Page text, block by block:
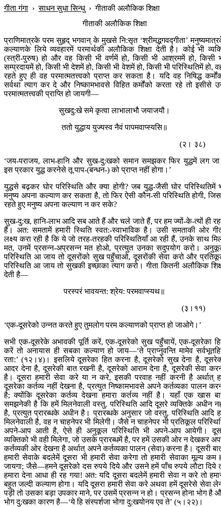
गीता गंगा ›साधन सुधा सिन्धु›गीताकी अलौकिक शिक्षा
गीताकी अलौकिक शिक्षा
प्राणिमात्रके परम सुहृद् भगवान् के मुखसे नि:सृत ‘श्रीमद्भगवद्गीता’
कल्याणके लिये व्यवहारमें परमार्थकी अलौकिक शिक्षा देती है। कोई भी
(स्त्री-पुरुष) हो और वह किसी भी वर्णमें हो, किसी भी आश्रममें हो, किसी
सम्प्रदायमें हो, किसी भी देशमें हो, किसी भी वेशमें हो, किसी भी परिस्थितिमें हो,
रहते हुए ही वह परमात्मतत्त्वको प्राप्त कर सकता है। यदि वह निषिद्ध
सर्वथा त्याग कर दे और निष्कामभावसे विहित कर्मोंको करता रहे तो इसीसे
परमात्मतत्त्वकी प्राप्ति हो जायगी—
सुखदु:खे समे कृत्वा लाभालाभौ जयाजयौ।
ततो युद्धाय युज्यस्व नैवं पापमवाप्स्यसि॥
(२। ३८)
‘जय-पराजय, लाभ-हानि और सुख-दु:खको समान समझकर फिर युद्धमें लग
इस प्रकार युद्ध करनेसे तू पाप-(बन्धन-) को प्राप्त नहीं होगा।’
युद्धसे बढ़कर घोर परिस्थिति और क्या होगी? जब युद्ध-जैसी घोर परिस्थितिमें
मनुष्य अपना कल्याण कर सकता है, तो फिर ऐसी कौन-सी परिस्थिति होगी,
रहते हुए मनुष्य अपना कल्याण न कर सके?
सुख-दु:ख, हानि-लाभ आदि सब आते हैं और चले जाते हैं, पर हम ज्यों-के-त्यों ही
हैं। अत: समतामें हमारी स्थिति स्वत:-स्वाभाविक है। उसी समताकी ओर
लक्ष्य करा रही है कि ये जो तरह-तरहकी परिस्थितियाँ आ रही हैं, उनके साथ
मत, उनमें प्रसन्न-अप्रसन्न मत होओ, प्रत्युत उनका सदुपयोग करो।
परिस्थिति आ जाय तो दूसरोंको सुख पहुँचाओ, दूसरोंकी सेवा करो और
परिस्थिति आ जाय तो सुखकी इच्छाका त्याग करो। गीता कितनी अलौकिक
देती है—
परस्परं भावयन्त: श्रेय: परमवाप्स्यथ॥
(३।११)
‘एक-दूसरेको उन्नत करते हुए तुमलोग परम कल्याणको प्राप्त हो जाओगे।’
सभी एक-दूसरेके अभावकी पूर्ति करें, एक-दूसरेको सुख पहुँचायें, एक-दूसरेका
करें तो अनायास ही सबका कल्याण हो जाय—‘ते प्राप्नुवन्ति मामेव
रता:’ (१२।४)। इसलिये दूसरेका हित करना है, दूसरेको सुख देना है,
आदर देना है, दूसरेकी बात रखनी है, दूसरेको आराम देना है, दूसरेकी सेवा
है। दूसरा हमारी सेवा करे या न करे, इसकी परवाह नहीं करनी है अर्थात्
दूसरेका कर्तव्य नहीं देखना है, प्रत्युत निष्कामभावसे अपने कर्तव्यका पालन
है; क्योंकि दूसरेका कर्तव्य देखना हमारा कर्तव्य नहीं है। यहाँ एक खास
समझनेकी है कि हमें मिलनेवाली वस्तु, परिस्थिति आदि दूसरे व्यक्तिके अधीन
है, प्रत्युत प्रारब्धके अधीन है। प्रारब्धके अनुसार जो वस्तु, परिस्थिति आदि
मिलनेवाली है, वह न चाहनेपर भी मिलेगी। जैसे न चाहनेपर भी प्रतिकूल
अपने-आप आती है, ऐसे ही अनुकूल परिस्थिति भी अपने-आप आयेगी।
व्यक्तिको भी वही मिलेगा, जो उसके प्रारब्धमें है, पर हमें उसकी ओर न देखकर
कर्तव्यकी ओर देखना है अर्थात् अपने कर्तव्यका पालन (सेवा) करना है। दूसरी
हमारी सेवाके बदलेमें दूसरा भी हमारी सेवा करेगा तो हमारी सेवाका मूल्य कम
जायगा; जैसे—हमने दूसरेको दस रुपये दिये और उसने हमें पाँच रुपये लौटा दिये
हमारा देना आधा ही रह गया! अत: यदि दूसरा बदलेमें हमारी सेवा न करे तो
बहुत जल्दी कल्याण होगा। यदि दूसरा हमारी सेवा करे अथवा हमें दूसरेसे सेवा
पड़ी तो उसका बड़ा उपकार माने, पर उसमें प्रसन्न न हो। प्रसन्न होना भोग है
भोग दु:खका कारण है—‘ये हि संस्पर्शजा भोगा दु:खयोनय एव ते’ (५।२२)।